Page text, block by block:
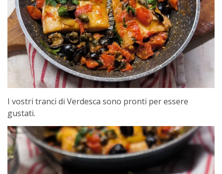
I vostri tranci di Verdesca sono pronti per essere
gustati.